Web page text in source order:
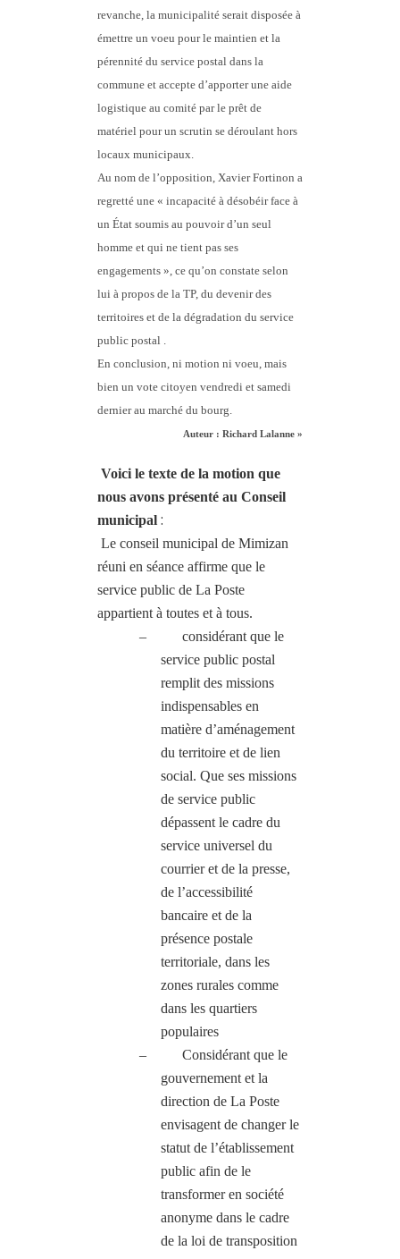
revanche, la municipalité serait disposée à
émettre un voeu pour le maintien et la
pérennité du service postal dans la
commune et accepte d’apporter une aide
logistique au comité par le prêt de
matériel pour un scrutin se déroulant hors
locaux municipaux.
Au nom de l’opposition, Xavier Fortinon a
regretté une « incapacité à désobéir face à
un État soumis au pouvoir d’un seul
homme et qui ne tient pas ses
engagements », ce qu’on constate selon
lui à propos de la TP, du devenir des
territoires et de la dégradation du service
public postal .
En conclusion, ni motion ni voeu, mais
bien un vote citoyen vendredi et samedi
dernier au marché du bourg.
Auteur : Richard Lalanne »
Voici le texte de la motion que
nous avons présenté au Conseil
municipal :
Le conseil municipal de Mimizan
réuni en séance affirme que le
service public de La Poste
appartient à toutes et à tous.
–
considérant que le
service public postal
remplit des missions
indispensables en
matière d’aménagement
du territoire et de lien
social. Que ses missions
de service public
dépassent le cadre du
service universel du
courrier et de la presse,
de l’accessibilité
bancaire et de la
présence postale
territoriale, dans les
zones rurales comme
dans les quartiers
populaires
–
Considérant que le
gouvernement et la
direction de La Poste
envisagent de changer le
statut de l’établissement
public afin de le
transformer en société
anonyme dans le cadre
de la loi de transposition